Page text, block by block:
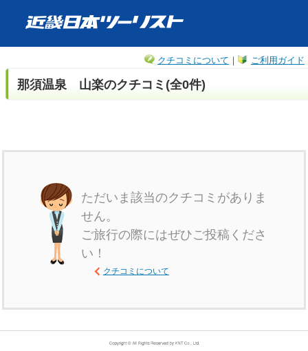
ご利用ガイド
クチコミについて ｜
那須温泉 山楽のクチコミ(全0件)
ただいま該当のクチコミがありま
せん。
ご旅行の際にはぜひご投稿くださ
い！
クチコミについて